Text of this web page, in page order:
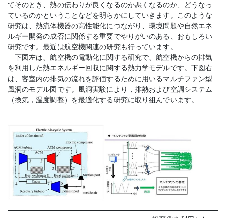
てそのとき、熱の伝わりが良くなるのか悪くなるのか、どうなっ
ているのかということなどを明らかにしていきます。このような
研究は、熱流体機器の高性能化につながり、環境問題や自然エネ
ルギー開発の成否に関係する重要でやりがいのある、おもしろい
研究です。最近は航空機関連の研究も行っています。
下図左は、航空機の電動化に関する研究で、航空機からの排気
を利用した熱エネルギー回収に関する熱力学モデルです。下図右
は、客室内の排気の流れを評価するために用いるマルチファン型
風洞のモデル図です。風洞実験により，排熱および空調システム
（換気，温度調整）を最適化する研究に取り組んでいます。